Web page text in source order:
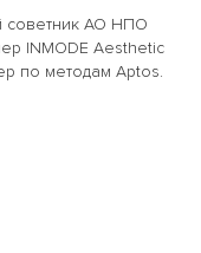
советник АО НПО
INMODE Aesthetic
по методам Aptos.